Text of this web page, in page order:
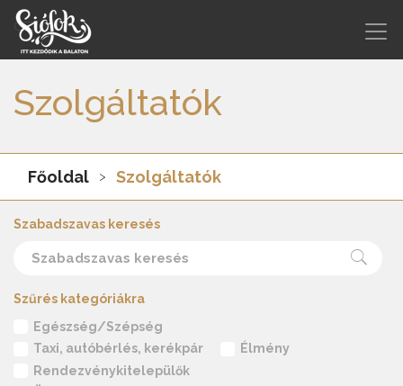
Szolgáltatók
Főoldal Szolgáltatók
Szabadszavas keresés
Szűrés kategóriákra
Egészség/Szépség
Taxi, autóbérlés, kerékpár
Élmény
Rendezvénykitelepülők